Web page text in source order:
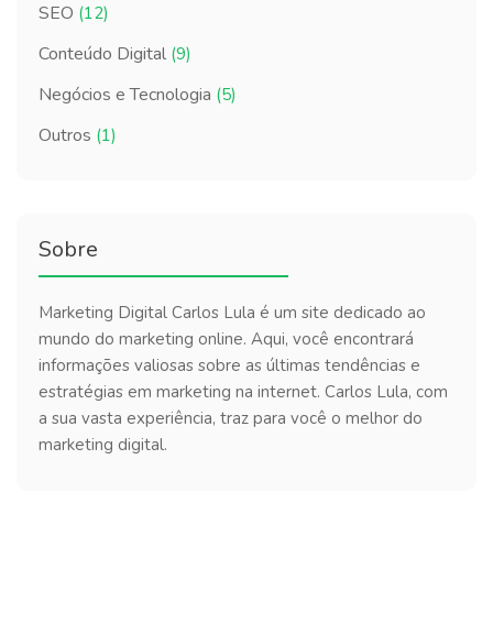
SEO (12)
Conteúdo Digital (9)
Negócios e Tecnologia (5)
Outros (1)
Sobre
Marketing Digital Carlos Lula é um site dedicado ao
mundo do marketing online. Aqui, você encontrará
informações valiosas sobre as últimas tendências e
estratégias em marketing na internet. Carlos Lula, com
a sua vasta experiência, traz para você o melhor do
marketing digital.